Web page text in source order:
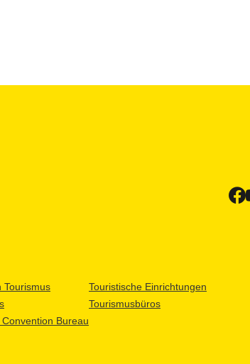
Tourismus
Bureau
Touristische Einrichtungen
Tourismusbüros